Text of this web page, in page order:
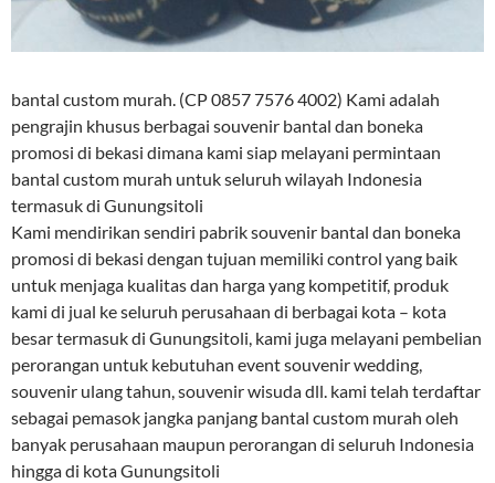
bantal custom murah. (CP 0857 7576 4002) Kami adalah
pengrajin khusus berbagai souvenir bantal dan boneka
promosi di bekasi dimana kami siap melayani permintaan
bantal custom murah untuk seluruh wilayah Indonesia
termasuk di Gunungsitoli
Kami mendirikan sendiri pabrik souvenir bantal dan boneka
promosi di bekasi dengan tujuan memiliki control yang baik
untuk menjaga kualitas dan harga yang kompetitif, produk
kami di jual ke seluruh perusahaan di berbagai kota – kota
besar termasuk di Gunungsitoli, kami juga melayani pembelian
perorangan untuk kebutuhan event souvenir wedding,
souvenir ulang tahun, souvenir wisuda dll. kami telah terdaftar
sebagai pemasok jangka panjang bantal custom murah oleh
banyak perusahaan maupun perorangan di seluruh Indonesia
hingga di kota Gunungsitoli